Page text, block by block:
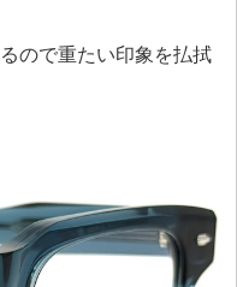
ので重たい印象を払拭